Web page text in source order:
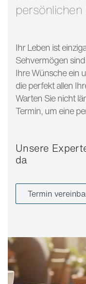
persönlichen
Ihr Leben ist
Sehvermögen
Ihre Wünsche ein
die perfekt allen
Warten Sie nicht
Termin, um eine
Unsere
da
Termin